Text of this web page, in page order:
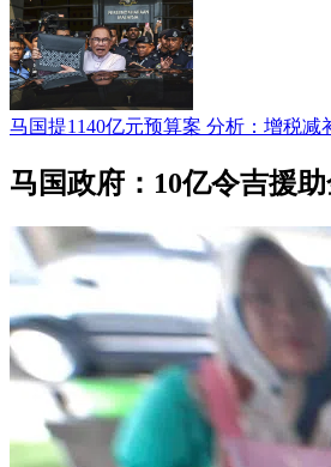
马国提1140亿元预算案 分析：增税减
马国政府：10亿令吉援